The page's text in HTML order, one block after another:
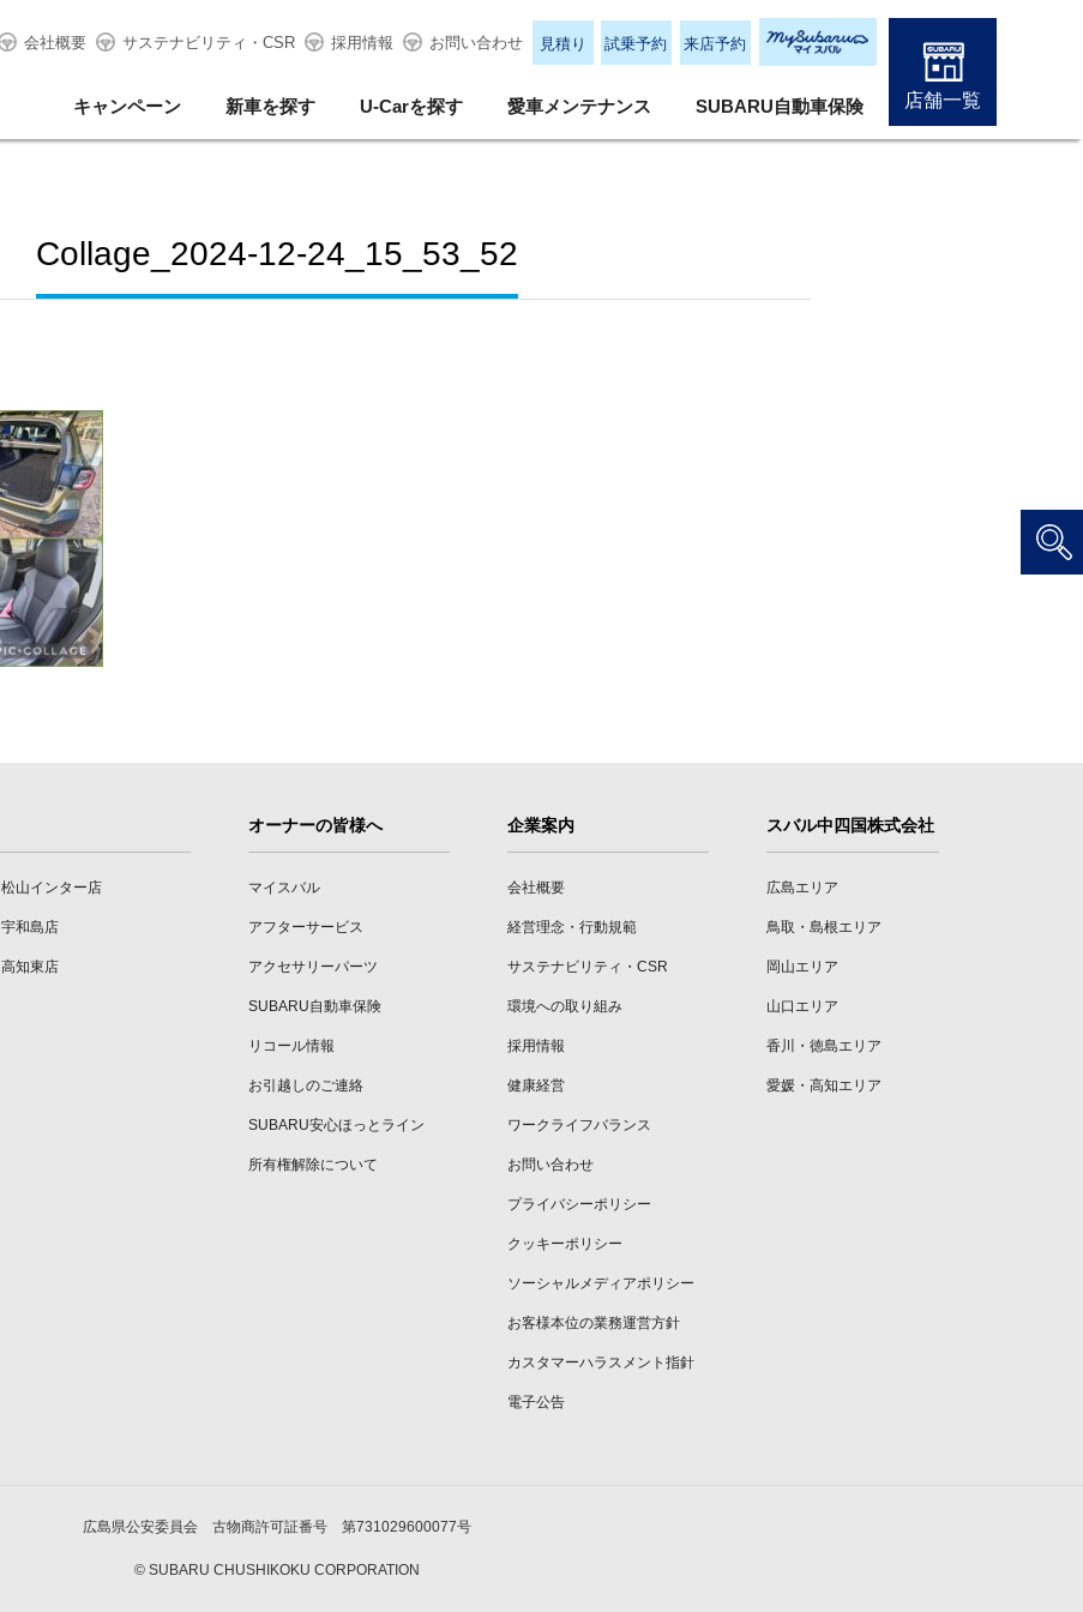
会社概要 サステナビリティ・CSR 採用情報 お問い合わせ 見積り 試乗予約 来店予約
キャンペーン 新車を探す U-Carを探す 愛車メンテナンス SUBARU自動車保険 店舗一覧
Collage_2024-12-24_15_53_52
松山インター店
宇和島店
高知東店
オーナーの皆様へ
マイスバル
アフターサービス
アクセサリーパーツ
SUBARU自動車保険
リコール情報
お引越しのご連絡
SUBARU安心ほっとライン
所有権解除について
企業案内
会社概要
経営理念・行動規範
サステナビリティ・CSR
環境への取り組み
採用情報
健康経営
ワークライフバランス
お問い合わせ
プライバシーポリシー
クッキーポリシー
ソーシャルメディアポリシー
お客様本位の業務運営方針
カスタマーハラスメント指針
電子公告
スバル中四国株式会社
広島エリア
鳥取・島根エリア
岡山エリア
山口エリア
香川・徳島エリア
愛媛・高知エリア
広島県公安委員会 古物商許可証番号 第731029600077号
© SUBARU CHUSHIKOKU CORPORATION